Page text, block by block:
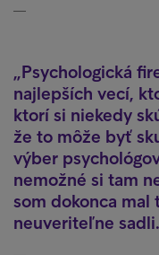
Psychologická
najlepších vecí,
ktorí si niekedy
že to môže byť
výber
nemožné si tam
som dokonca mal
neuveriteľne sadli.